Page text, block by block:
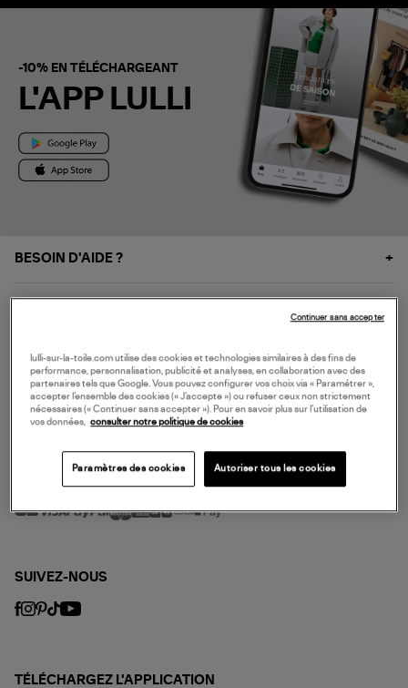
-10% EN TÉLÉCHARGEANT
L'APP LULLI
BESOIN D'AIDE ?
NOS SERVICES
SERVICE CLIENT
MODE DE PAIEMENT
SUIVEZ-NOUS
TÉLÉCHARGEZ L'APPLICATION
lulli-sur-la-toile.com utilise des cookies et technologies similaires à des fins de
performance, personnalisation, publicité et analyses, en collaboration avec des
partenaires tels que Google. Vous pouvez configurer vos choix via « Paramétrer »,
accepter l’ensemble des cookies (« J’accepte ») ou refuser ceux non strictement
nécessaires (« Continuer sans accepter »). Pour en savoir plus sur l’utilisation de
vos données,
consulter notre politique de cookies
Paramètres des cookies Autoriser tous les cookies
Continuer sans accepter